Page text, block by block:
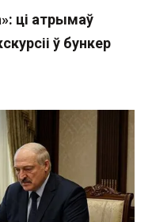
ці атрымаў
ў бункер